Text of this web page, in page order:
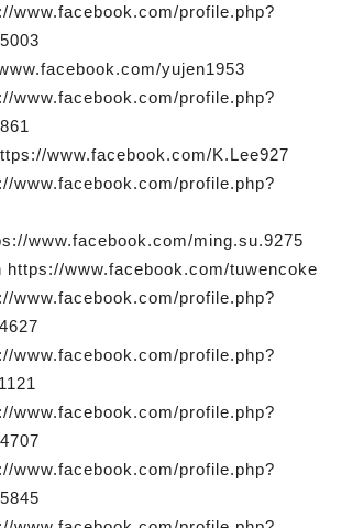
www.facebook.com/profile.php?
yujen1953
www.facebook.com/profile.php?
www.facebook.com/K.Lee927
www.facebook.com/profile.php?
www.facebook.com/ming.su.9275
https://www.facebook.com/tuwencoke
www.facebook.com/profile.php?
www.facebook.com/profile.php?
www.facebook.com/profile.php?
www.facebook.com/profile.php?